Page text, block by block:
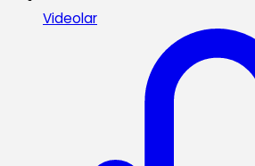
Videolar